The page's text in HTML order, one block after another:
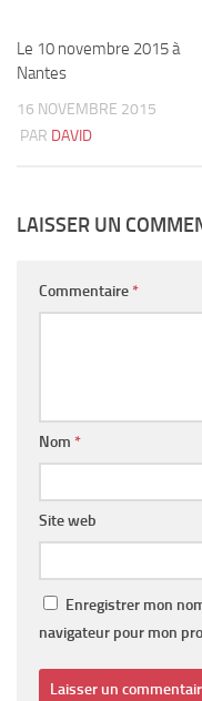
Le 10 novembre 2015 à
Nantes
16 NOVEMBRE 2015
PAR DAVID
LAISSER UN
Commentaire *
Nom *
Site web
Enregistrer mon
navigateur pour mon